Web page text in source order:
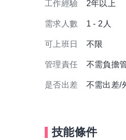
工作經驗 2年以上
需求人數 1 - 2人
可上班日 不限
管理責任 不需負擔
是否出差 不需出差/
技能條件